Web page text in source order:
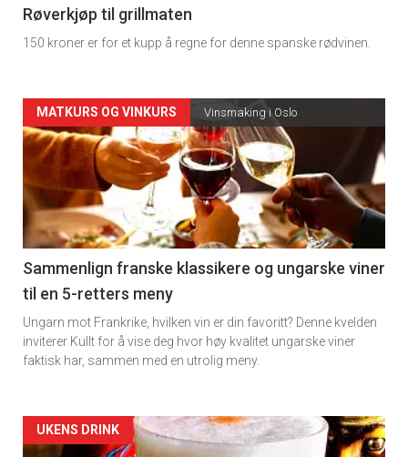
4
Røverkjøp til grillmaten
150 kroner er for et kupp å regne for denne spanske rødvinen.
Forsiden
akkurat
nå
-
5
MATKURS OG VINKURS Vinsmaking i Oslo
Sammenlign franske klassikere og ungarske viner
til en 5-retters meny
Ungarn mot Frankrike, hvilken vin er din favoritt? Denne kvelden
inviterer Kullt for å vise deg hvor høy kvalitet ungarske viner
faktisk har, sammen med en utrolig meny.
Forsiden
UKENS DRINK